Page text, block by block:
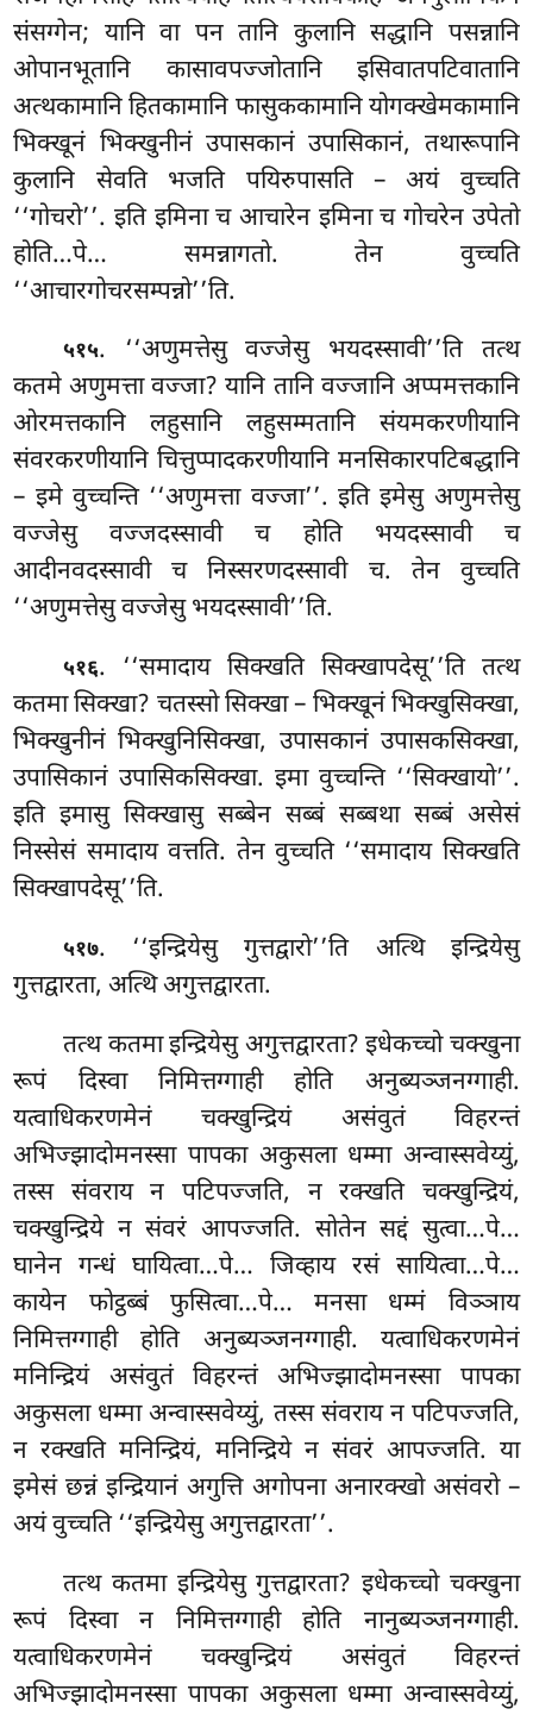
संसग्गेन; यानि वा पन तानि कुलानि सद्धानि पसन्नानि
ओपानभूतानि कासावपज्जोतानि इसिवातपटिवातानि
अत्थकामानि हितकामानि फासुककामानि योगक्खेमकामानि
भिक्खूनं भिक्खुनीनं उपासकानं उपासिकानं, तथारूपानि
कुलानि सेवति भजति पयिरुपासति – अयं वुच्चति
‘‘गोचरो’’. इति इमिना च आचारेन इमिना च गोचरेन उपेतो
होति…पे… समन्नागतो. तेन वुच्चति
‘‘आचारगोचरसम्पन्नो’’ति.
५१५. ‘‘अणुमत्तेसु वज्जेसु भयदस्सावी’’ति तत्थ
कतमे अणुमत्ता वज्जा? यानि तानि वज्जानि अप्पमत्तकानि
ओरमत्तकानि लहुसानि लहुसम्मतानि संयमकरणीयानि
संवरकरणीयानि चित्तुप्पादकरणीयानि मनसिकारपटिबद्धानि
– इमे वुच्चन्ति ‘‘अणुमत्ता वज्जा’’. इति इमेसु अणुमत्तेसु
वज्जेसु वज्जदस्सावी च होति भयदस्सावी च
आदीनवदस्सावी च निस्सरणदस्सावी च. तेन वुच्चति
‘‘अणुमत्तेसु वज्जेसु भयदस्सावी’’ति.
५१६. ‘‘समादाय सिक्खति सिक्खापदेसू’’ति तत्थ
कतमा सिक्खा? चतस्सो सिक्खा – भिक्खूनं भिक्खुसिक्खा,
भिक्खुनीनं भिक्खुनिसिक्खा, उपासकानं उपासकसिक्खा,
उपासिकानं उपासिकसिक्खा. इमा वुच्चन्ति ‘‘सिक्खायो’’.
इति इमासु सिक्खासु सब्बेन सब्बं सब्बथा सब्बं असेसं
निस्सेसं समादाय वत्तति. तेन वुच्चति ‘‘समादाय सिक्खति
सिक्खापदेसू’’ति.
५१७. ‘‘इन्द्रियेसु गुत्तद्वारो’’ति अत्थि इन्द्रियेसु
गुत्तद्वारता, अत्थि अगुत्तद्वारता.
तत्थकतमा इन्द्रियेसु अगुत्तद्वारता? इधेकच्चो चक्खुना
रूपं दिस्वा निमित्तग्गाही होति अनुब्यञ्जनग्गाही.
यत्वाधिकरणमेनं चक्खुन्द्रियं असंवुतं विहरन्तं
अभिज्झादोमनस्सा पापका अकुसला धम्मा अन्वास्सवेय्युं,
तस्स संवराय न पटिपज्जति, न रक्खति चक्खुन्द्रियं,
चक्खुन्द्रिये न संवरं आपज्जति. सोतेन सद्दं सुत्वा…पे…
घानेन गन्धं घायित्वा…पे… जिव्हाय रसं सायित्वा…पे…
कायेन फोट्ठब्बं फुसित्वा…पे… मनसा धम्मं विञ्ञाय
निमित्तग्गाही होति अनुब्यञ्जनग्गाही. यत्वाधिकरणमेनं
मनिन्द्रियं असंवुतं विहरन्तं अभिज्झादोमनस्सा पापका
अकुसला धम्मा अन्वास्सवेय्युं, तस्स संवराय न पटिपज्जति,
न रक्खति मनिन्द्रियं, मनिन्द्रिये न संवरं आपज्जति. या
इमेसं छन्नं इन्द्रियानं अगुत्ति अगोपना अनारक्खो असंवरो –
अयं वुच्चति ‘‘इन्द्रियेसु अगुत्तद्वारता’’.
तत्थ कतमा इन्द्रियेसु गुत्तद्वारता? इधेकच्चो चक्खुना
रूपं दिस्वा न निमित्तग्गाही होति नानुब्यञ्जनग्गाही.
यत्वाधिकरणमेनं चक्खुन्द्रियं असंवुतं विहरन्तं
अभिज्झादोमनस्सा पापका अकुसला धम्मा अन्वास्सवेय्युं,